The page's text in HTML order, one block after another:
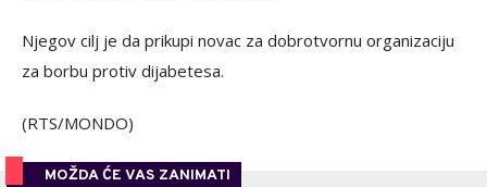
Njegov cilj je da prikupi novac za dobrotvornu organizaciju
za borbu protiv dijabetesa.
(RTS/MONDO)
MOŽDA ĆE VAS ZANIMATI